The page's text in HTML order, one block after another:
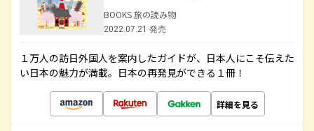
BOOKS 旅の読み物
2022.07.21 発売
１万人の訪日外国人を案内したガイドが、日本人にこそ伝えた
い日本の魅力が満載。日本の再発見ができる１冊！
詳細を見る